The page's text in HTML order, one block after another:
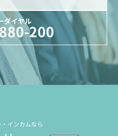
ダイヤル
200
インカムなら